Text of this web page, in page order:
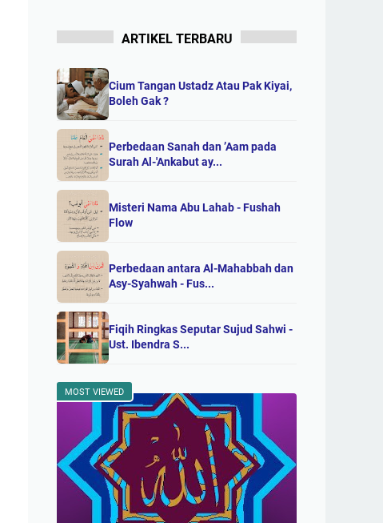
ARTIKEL TERBARU
Cium Tangan Ustadz Atau Pak Kiyai,
Boleh Gak ?
Perbedaan Sanah dan ’Aam pada
Surah Al-'Ankabut ay...
Misteri Nama Abu Lahab - Fushah
Flow
Perbedaan antara Al-Mahabbah dan
Asy-Syahwah - Fus...
Fiqih Ringkas Seputar Sujud Sahwi -
Ust. Ibendra S...
MOST VIEWED